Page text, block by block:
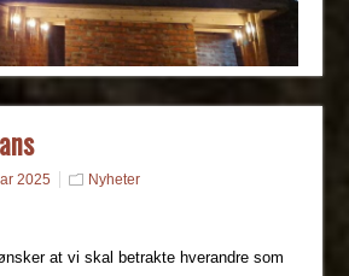
2025 Nyheter
at vi skal betrakte hverandre som